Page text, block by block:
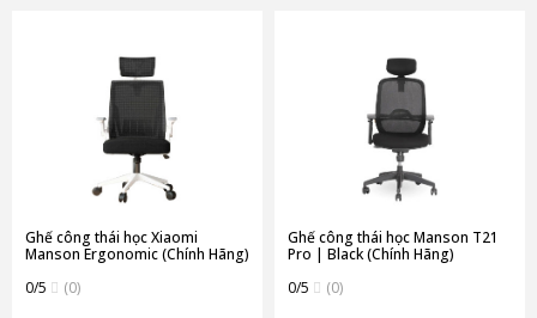
Ghế công thái học Xiaomi
Manson Ergonomic (Chính Hãng)
0/5
(0)
Ghế công thái học Manson T21
Pro | Black (Chính Hãng)
0/5
(0)